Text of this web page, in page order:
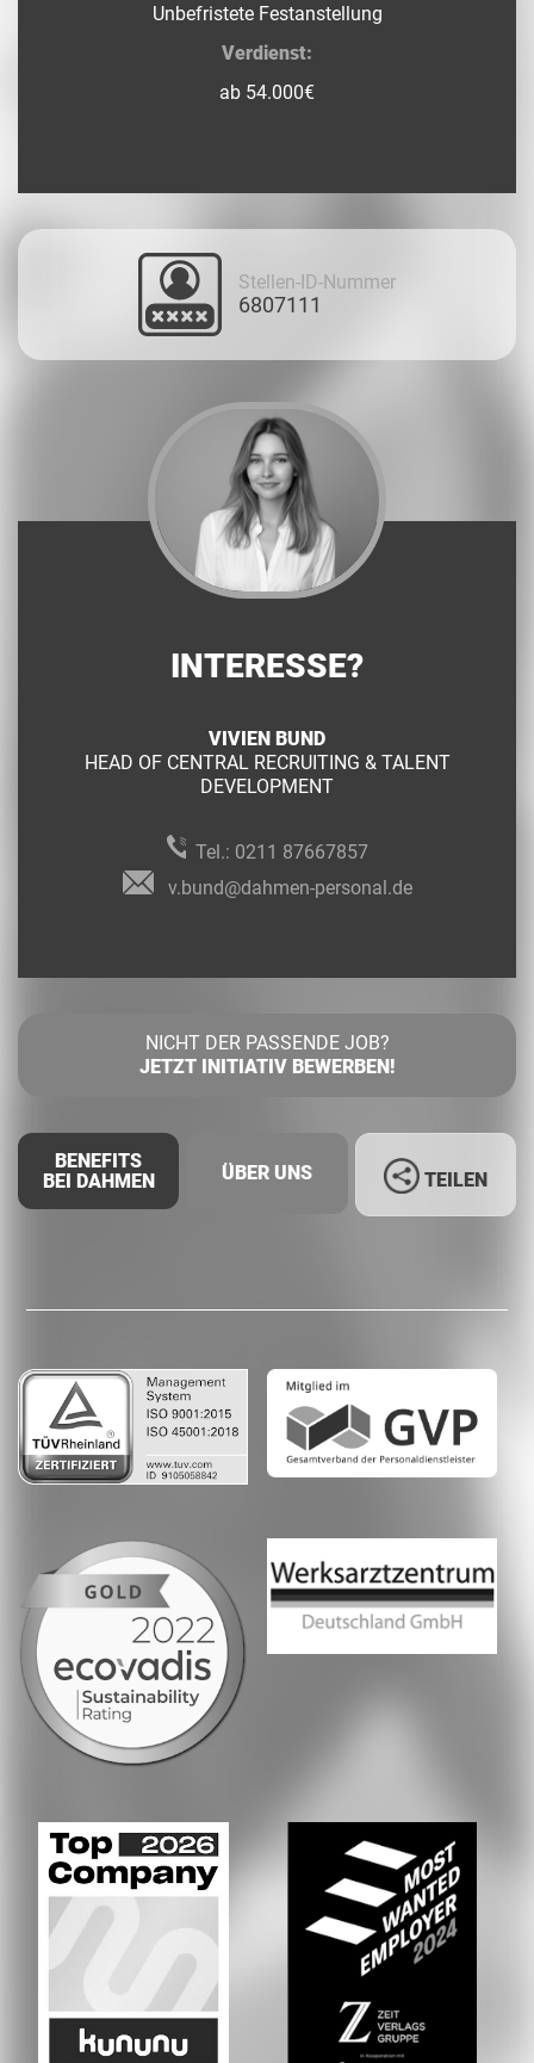
Unbefristete Festanstellung
Verdienst:
ab 54.000€
Stellen-ID-Nummer
6807111
INTERESSE?
VIVIEN BUND
HEAD OF CENTRAL RECRUITING & TALENT
DEVELOPMENT
Tel.: 0211 87667857
v.bund@dahmen-personal.de
NICHT DER PASSENDE JOB?
JETZT INITIATIV BEWERBEN!
BENEFITS
BEI DAHMEN
ÜBER UNS TEILEN